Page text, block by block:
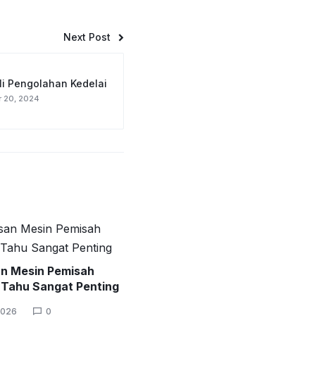
Next Post
Pengolahan Kedelai
20, 2024
Mesin Pemisah
Sangat Penting
0